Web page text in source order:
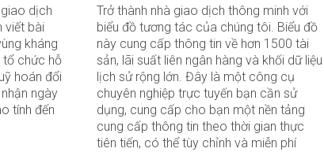
dịch
viết bài
kháng
tổ chức hỗ
hoán đổi
ngày
tính đến
Trở thành nhà giao dịch thông minh với
biểu đồ tương tác của chúng tôi. Biểu đồ
này cung cấp thông tin về hơn 1500 tài
sản, lãi suất liên ngân hàng và khối dữ liệu
lịch sử rộng lớn. Đây là một công cụ
chuyên nghiệp trực tuyến bạn cần sử
dụng, cung cấp cho bạn một nền tảng
cung cấp thông tin theo thời gian thực
tiên tiến, có thể tùy chỉnh và miễn phí